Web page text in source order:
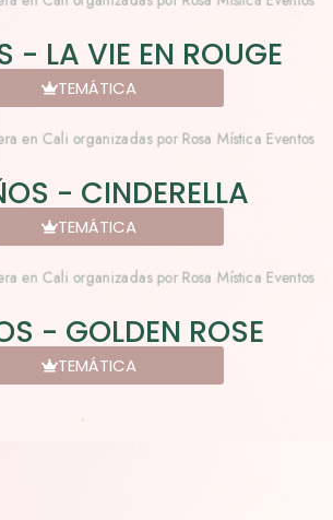
- LA VIE EN ROUGE
TEMÁTICA
- CINDERELLA
TEMÁTICA
- GOLDEN ROSE
TEMÁTICA